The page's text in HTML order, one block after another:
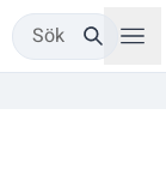
Sök